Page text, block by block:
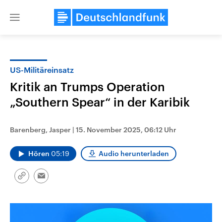
Close
Landtagswahl Sachsen-Anhalt
2026
September 2026 einen neuen
Landtag. Seit 2021 wird das
Bundesland von einer Koalition aus
gehören die Vereinigten
den mächtigsten Ländern
mit großem Einfluss auf
US-Militäreinsatz
Kritik an Trumps Operation
„Southern Spear“ in der Karibik
Barenberg, Jasper | 15. November 2025, 06:12 Uhr
Hören 05:19 Audio herunterladen
Link
Email